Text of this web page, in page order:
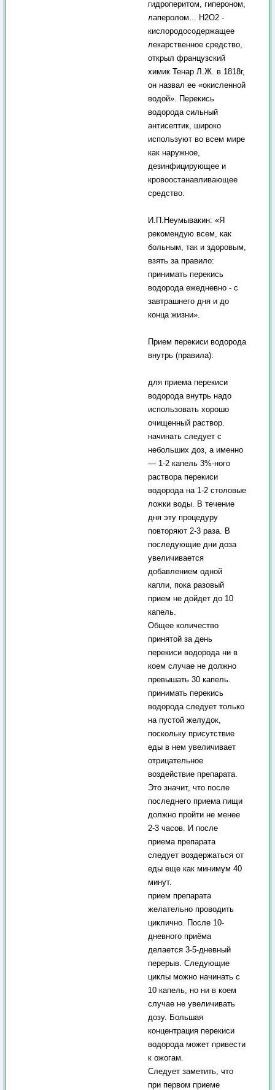
гидроперитом, гипероном,
лаперолом... Н2О2 -
кислородосодержащее
лекарственное средство,
открыл французский
химик Тенар Л.Ж. в 1818г,
он назвал ее «окисленной
водой». Перекись
водорода сильный
антисептик, широко
используют во всем мире
как наружное,
дезинфицирующее и
кровоостанавливающее
средство.
И.П.Неумывакин: «Я
рекомендую всем, как
больным, так и здоровым,
взять за правило:
принимать перекись
водорода ежедневно - с
завтрашнего дня и до
конца жизни».
Прием перекиси водорода
внутрь (правила):
для приема перекиси
водорода внутрь надо
использовать хорошо
очищенный раствор.
начинать следует с
небольших доз, а именно
— 1-2 капель 3%-ного
раствора перекиси
водорода на 1-2 столовые
ложки воды. В течение
дня эту процедуру
повторяют 2-3 раза. В
последующие дни доза
увеличивается
добавлением одной
капли, пока разовый
прием не дойдет до 10
капель.
Общее количество
принятой за день
перекиси водорода ни в
коем случае не должно
превышать 30 капель.
принимать перекись
водорода следует только
на пустой желудок,
поскольку присутствие
еды в нем увеличивает
отрицательное
воздействие препарата.
Это значит, что после
последнего приема пищи
должно пройти не менее
2-3 часов. И после
приема препарата
следует воздержаться от
еды еще как минимум 40
минут.
прием препарата
желательно проводить
циклично. После 10-
дневного приёма
делается 3-5-дневный
перерыв. Следующие
циклы можно начинать с
10 капель, но ни в коем
случае не увеличивать
дозу. Большая
концентрация перекиси
водорода может привести
к ожогам.
Следует заметить, что
при первом приеме